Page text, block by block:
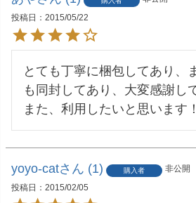
投稿日
2015/05/22
とても丁寧に梱包してあり、
も同封してあり、大変感謝し
yoyo-cat 1 購入者
非公開
投稿日
2015/02/05